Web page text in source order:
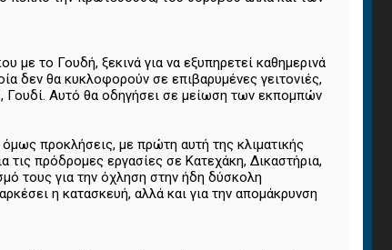
το Γουδή, ξεκινά για να εξυπηρετεί καθημερινά
δεν θα κυκλοφορούν σε επιβαρυμένες γειτονιές,
Γουδί. Αυτό θα οδηγήσει σε μείωση των εκπομπών
προκλήσεις, με πρώτη αυτή της κλιματικής
τις πρόδρομες εργασίες σε Κατεχάκη, Δικαστήρια,
τους για την όχληση στην ήδη δύσκολη
η κατασκευή, αλλά και για την απομάκρυνση